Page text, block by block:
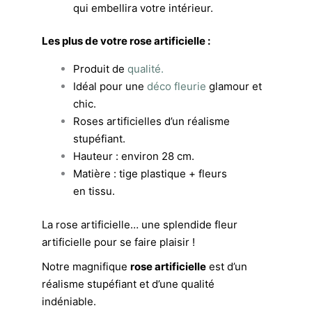
qui embellira votre intérieur.
Les plus de votre rose artificielle :
Produit de qualité.
Idéal pour une déco fleurie glamour et
chic.
Roses artificielles d’un réalisme
stupéfiant.
Hauteur : environ 28 cm.
Matière : tige plastique + fleurs
en tissu.
La rose artificielle… une splendide fleur
artificielle pour se faire plaisir !
Notre magnifique rose artificielle est d’un
réalisme stupéfiant et d’une qualité
indéniable.